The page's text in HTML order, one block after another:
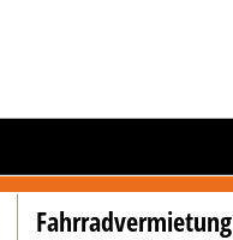
Fahrradvermietung